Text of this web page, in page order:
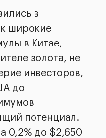
в
широкие
в Китае,
золота, не
инвесторов,
до
потенциал.
0,2% до $2,650